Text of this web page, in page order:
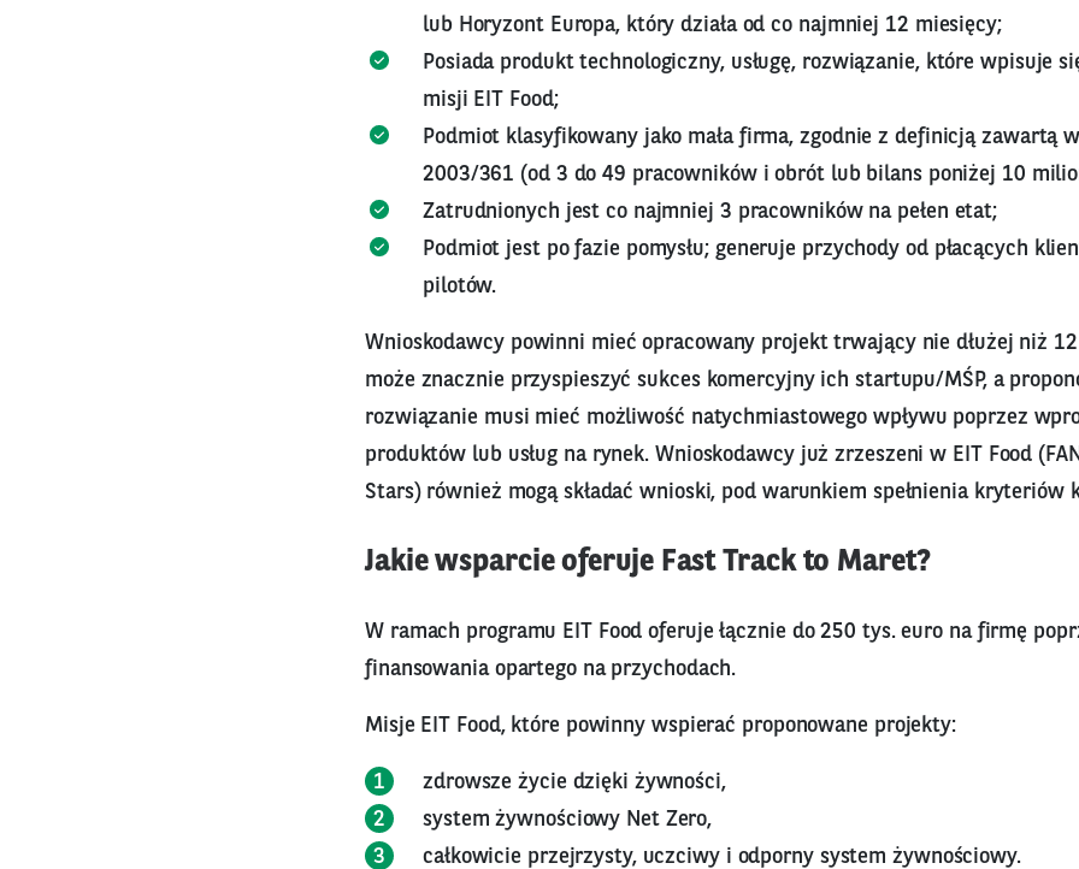
lub Horyzont Europa, który działa od co najmniej 12 miesięcy;
Posiada produkt technologiczny, usługę, rozwiązanie, które wpisuje
misji EIT Food;
Podmiot klasyfikowany jako mała firma, zgodnie z definicją zawartą
2003/361 (od 3 do 49 pracowników i obrót lub bilans poniżej 10
Zatrudnionych jest co najmniej 3 pracowników na pełen etat;
Podmiot jest po fazie pomysłu; generuje przychody od płacących
pilotów.
Wnioskodawcy powinni mieć opracowany projekt trwający nie dłużej niż
może znacznie przyspieszyć sukces komercyjny ich startupu/MŚP, a
rozwiązanie musi mieć możliwość natychmiastowego wpływu poprzez
produktów lub usług na rynek. Wnioskodawcy już zrzeszeni w EIT Food
Stars) również mogą składać wnioski, pod warunkiem spełnienia kryteriów
Jakie wsparcie oferuje Fast Track to Maret?
W ramach programu EIT Food oferuje łącznie do 250 tys. euro na firmę
finansowania opartego na przychodach.
Misje EIT Food, które powinny wspierać proponowane projekty:
zdrowsze życie dzięki żywności,
system żywnościowy Net Zero,
całkowicie przejrzysty, uczciwy i odporny system żywnościowy.